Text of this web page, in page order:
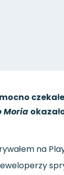
Moria
na